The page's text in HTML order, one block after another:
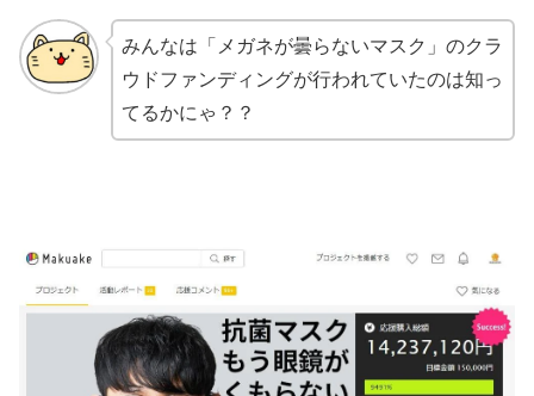
みんなは「メガネが曇らないマスク」のクラ
ウドファンディングが行われていたのは知っ
てるかにゃ？？